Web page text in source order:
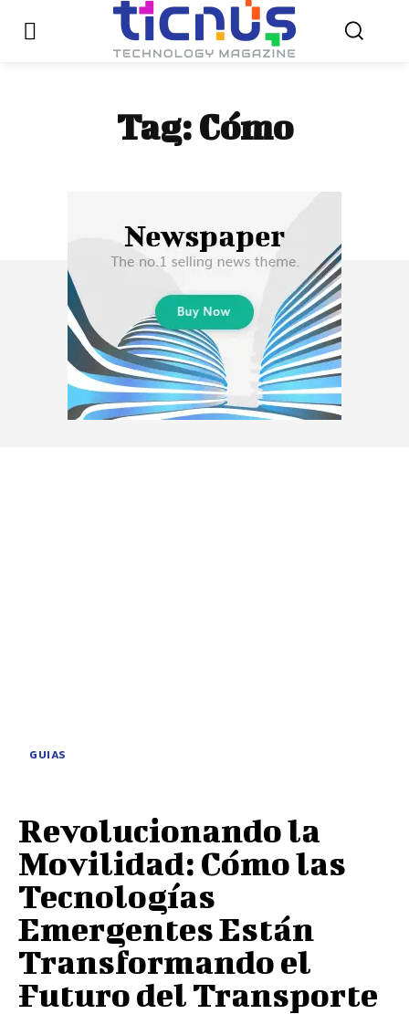
Tag: Cómo
GUIAS
Revolucionando la
Movilidad: Cómo las
Tecnologías
Emergentes Están
Transformando el
Futuro del Transporte